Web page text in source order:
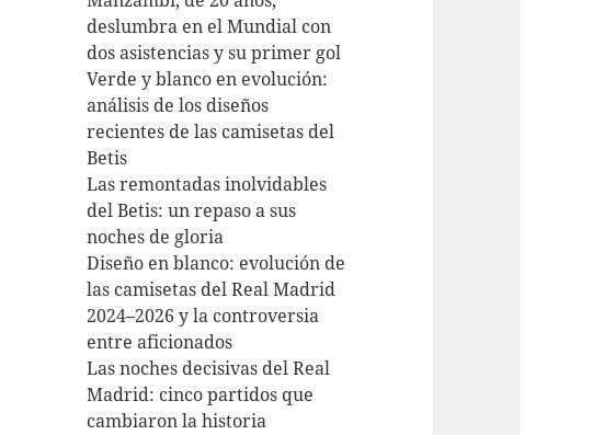
deslumbra en el Mundial con
dos asistencias y su primer gol
Verde y blanco en evolución:
análisis de los diseños
recientes de las camisetas del
Betis
Las remontadas inolvidables
del Betis: un repaso a sus
noches de gloria
Diseño en blanco: evolución de
las camisetas del Real Madrid
2024–2026 y la controversia
entre aficionados
Las noches decisivas del Real
Madrid: cinco partidos que
cambiaron la historia